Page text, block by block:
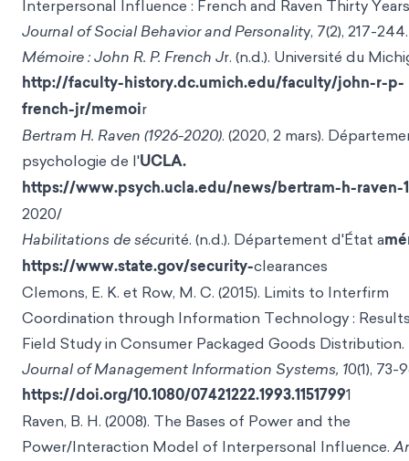
Interpersonal Influence : French and Raven Thirty
Journal of Social Behavior and Personality, 7(2), 217-244.
Mémoire : John R. P. French Jr. (n.d.). Université du
http://faculty-history.dc.umich.edu/faculty/john-r-p-
french-jr/memoir
Bertram H. Raven (1926-2020). (2020, 2 mars).
psychologie de l'UCLA.
https://www.psych.ucla.edu/news/bertram-h-raven-
2020/
Habilitations de sécurité. (n.d.). Département d'État a
https://www.state.gov/security-clearances
Clemons, E. K. et Row, M. C. (2015). Limits to Interfirm
Coordination through Information Technology :
Field Study in Consumer Packaged Goods Distribution.
Journal of Management Information Systems, 10(1), 73-
https://doi.org/10.1080/07421222.1993.11517991
Raven, B. H. (2008). The Bases of Power and the
Power/Interaction Model of Interpersonal Influence.